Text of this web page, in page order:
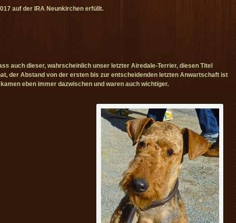
auf der IRA Neunkirchen erfüllt.
auch dieser, wahrscheinlich unser letzter Airedale-Terrier, diesen Titel
der Abstand von der ersten bis zur entscheidenden letzten Anwartschaft ist
eben immer dazwischen und waren auch wichtiger.